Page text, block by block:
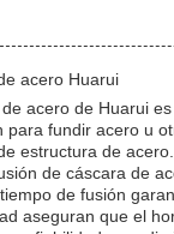
acero Huarui
acero de Huarui
para fundir acero u
estructura de acero.
de cáscara de
de fusión
aseguran que el